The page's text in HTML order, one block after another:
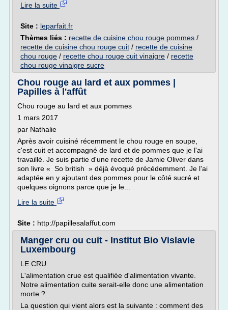
Lire la suite
Site : leparfait.fr
Thèmes liés : recette de cuisine chou rouge pommes /
recette de cuisine chou rouge cuit / recette de cuisine
chou rouge / recette chou rouge cuit vinaigre / recette
chou rouge vinaigre sucre
Chou rouge au lard et aux pommes |
Papilles à l'affût
Chou rouge au lard et aux pommes
1 mars 2017
par Nathalie
Après avoir cuisiné récemment le chou rouge en soupe,
c'est cuit et accompagné de lard et de pommes que je l'ai
travaillé. Je suis partie d'une recette de Jamie Oliver dans
son livre « So british » déjà évoqué précédemment. Je l'ai
adaptée en y ajoutant des pommes pour le côté sucré et
quelques oignons parce que je le...
Lire la suite
Site : http://papillesalaffut.com
Manger cru ou cuit - Institut Bio Vislavie
Luxembourg
LE CRU
L'alimentation crue est qualifiée d'alimentation vivante.
Notre alimentation cuite serait-elle donc une alimentation
morte ?
La question qui vient alors est la suivante : comment des